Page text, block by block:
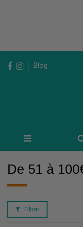
Blog
De 51 à
Filtrer